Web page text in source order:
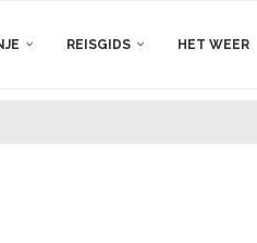
REISGIDS HET WEER